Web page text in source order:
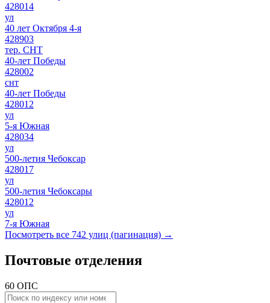
428014
ул
40 лет Октября 4-я
428903
тер. СНТ
40-лет Победы
428002
снт
40-лет Победы
428012
ул
5-я Южная
428034
ул
500-летия Чебоксар
428017
ул
500-летия Чебоксары
428012
ул
7-я Южная
Посмотреть все 742 улиц (пагинация) →
Почтовые отделения
60 ОПС